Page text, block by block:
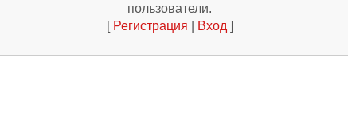
пользователи.
[ Регистрация Вход ]